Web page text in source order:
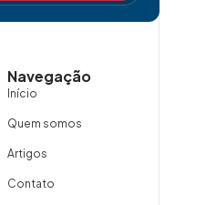
Navegação
Início
Quem somos
Artigos
Contato